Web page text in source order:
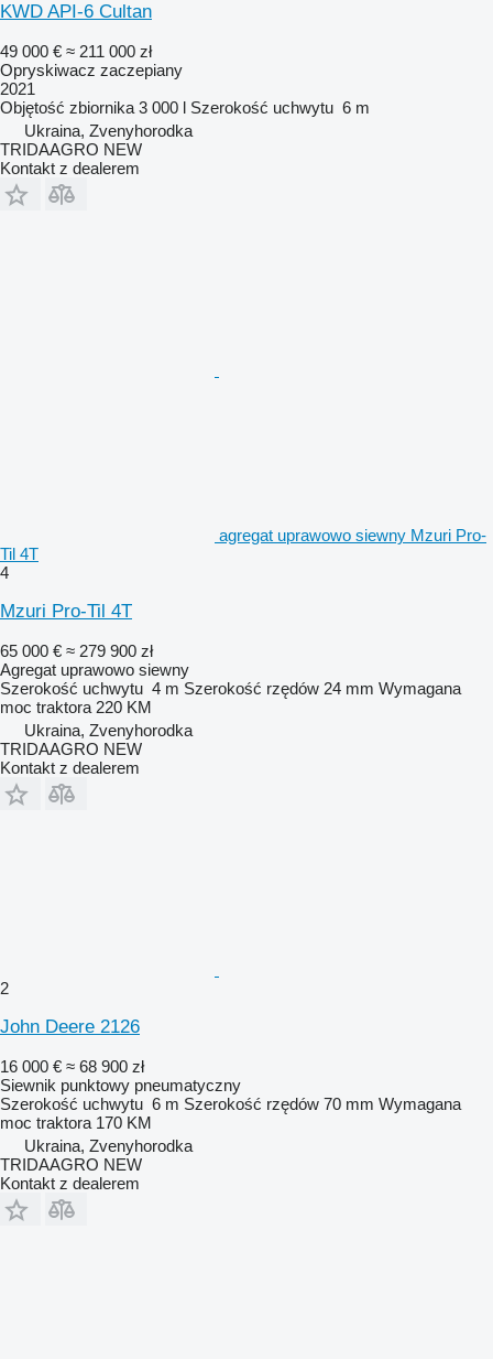
KWD API-6 Cultan
49 000 € ≈ 211 000 zł
Opryskiwacz zaczepiany
2021
Objętość zbiornika 3 000 l Szerokość uchwytu 6 m
Ukraina, Zvenyhorodka
TRIDAAGRO NEW
Kontakt z dealerem
agregat uprawowo siewny Mzuri Pro-
Til 4T
4
Mzuri Pro-Til 4T
65 000 € ≈ 279 900 zł
Agregat uprawowo siewny
Szerokość uchwytu 4 m Szerokość rzędów 24 mm Wymagana
moc traktora 220 KM
Ukraina, Zvenyhorodka
TRIDAAGRO NEW
Kontakt z dealerem
2
John Deere 2126
16 000 € ≈ 68 900 zł
Siewnik punktowy pneumatyczny
Szerokość uchwytu 6 m Szerokość rzędów 70 mm Wymagana
moc traktora 170 KM
Ukraina, Zvenyhorodka
TRIDAAGRO NEW
Kontakt z dealerem